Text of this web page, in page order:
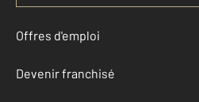
Offres d'emploi
Devenir franchisé